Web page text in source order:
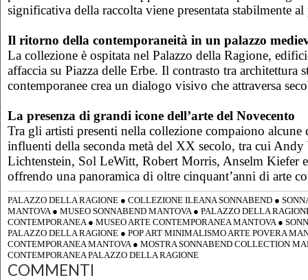
significativa della raccolta viene presentata stabilmente
Il ritorno della contemporaneità in un palazzo
La collezione è ospitata nel Palazzo della Ragione,
affaccia su Piazza delle Erbe. Il contrasto tra architettura
contemporanee crea un dialogo visivo che attraversa
La presenza di grandi icone dell’arte del Novecento
Tra gli artisti presenti nella collezione compaiono
influenti della seconda metà del XX secolo, tra cui
Lichtenstein, Sol LeWitt, Robert Morris, Anselm Kiefer
offrendo una panoramica di oltre cinquant’anni di arte
PALAZZO DELLA RAGIONE ● COLLEZIONE ILEANA SONNABEND ●
MANTOVA ● MUSEO SONNABEND MANTOVA ● PALAZZO DELLA
CONTEMPORANEA ● MUSEO ARTE CONTEMPORANEA MANTOVA ●
PALAZZO DELLA RAGIONE ● POP ART MINIMALISMO ARTE POVERA
CONTEMPORANEA MANTOVA ● MOSTRA SONNABEND COLLECTION
CONTEMPORANEA PALAZZO DELLA RAGIONE
COMMENTI